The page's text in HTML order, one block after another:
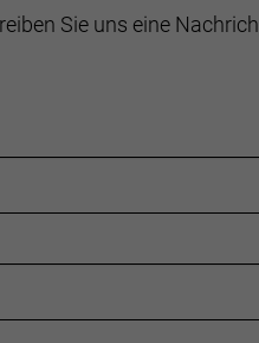
Sie uns eine